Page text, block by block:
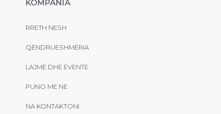
KOMPANIA
RRETH NESH
QËNDRUESHMËRIA
LAJME DHE EVENTE
PUNO ME NE
NA KONTAKTONI